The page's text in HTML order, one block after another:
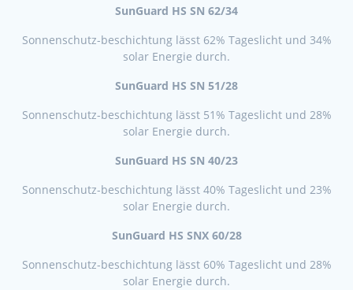
SunGuard HS SN 62/34
Sonnenschutz-beschichtung lässt 62% Tageslicht und 34%
solar Energie durch.
SunGuard HS SN 51/28
Sonnenschutz-beschichtung lässt 51% Tageslicht und 28%
solar Energie durch.
SunGuard HS SN 40/23
Sonnenschutz-beschichtung lässt 40% Tageslicht und 23%
solar Energie durch.
SunGuard HS SNX 60/28
Sonnenschutz-beschichtung lässt 60% Tageslicht und 28%
solar Energie durch.